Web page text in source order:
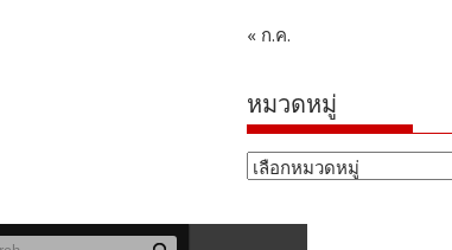
« ก.ค.
หมวดหมู่
หมวด